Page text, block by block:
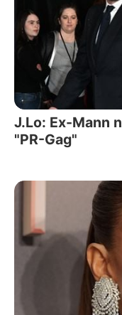
J.Lo: Ex-Mann
"PR-Gag"